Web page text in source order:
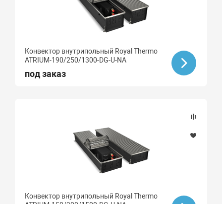
Конвектор внутрипольный Royal Thermo
ATRIUM-190/250/1300-DG-U-NA
под заказ
Конвектор внутрипольный Royal Thermo